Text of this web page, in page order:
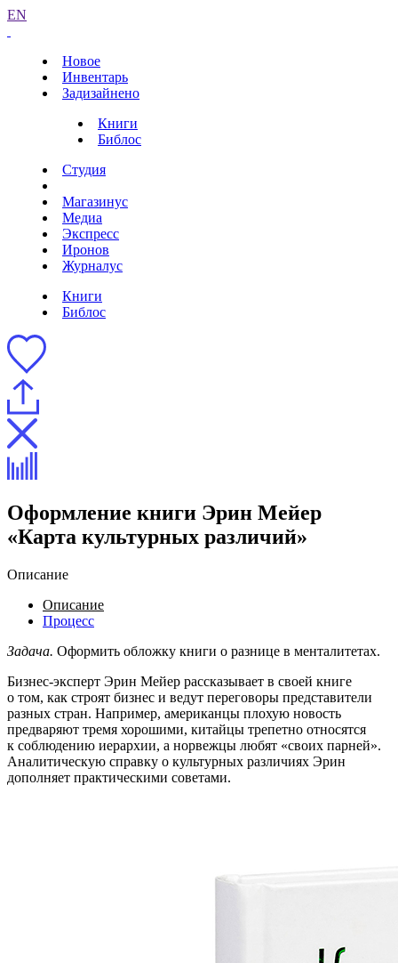
EN
Новое
Инвентарь
Задизайнено
Книги
Библос
Студия
Магазинус
Медиа
Экспресс
Иронов
Журналус
Книги
Библос
Оформление книги Эрин Мейер
«Карта культурных различий»
Описание
Описание
Процесс
Задача. Оформить обложку книги о разнице в менталитетах.
Бизнес-эксперт Эрин Мейер рассказывает в своей книге
о том, как строят бизнес и ведут переговоры представители
разных стран. Например, американцы плохую новость
предваряют тремя хорошими, китайцы трепетно относятся
к соблюдению иерархии, а норвежцы любят «своих парней».
Аналитическую справку о культурных различиях Эрин
дополняет практическими советами.